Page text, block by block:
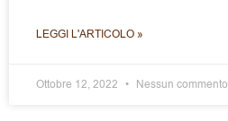
LEGGI L'ARTICOLO »
Ottobre 12, 2022 Nessun commento